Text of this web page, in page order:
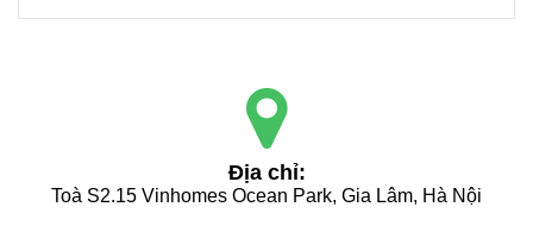
Địa chỉ:
Toà S2.15 Vinhomes Ocean Park, Gia Lâm, Hà Nội